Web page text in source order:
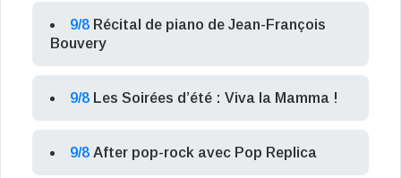
9/8 Récital de piano de Jean-François
Bouvery
9/8 Les Soirées d’été : Viva la Mamma !
9/8 After pop-rock avec Pop Replica